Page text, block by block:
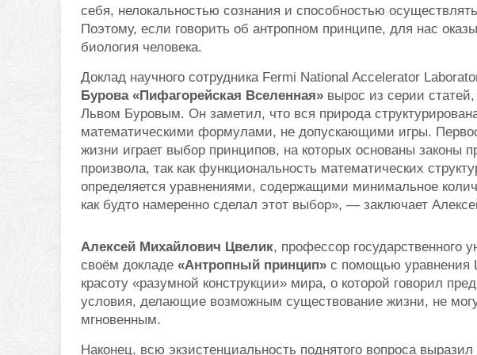
себя, нелокальностью сознания и способностью
Поэтому, если говорить об антропном принципе, для нас
биология человека.
Доклад научного сотрудника Fermi National Accelerator
Бурова «Пифагорейская Вселенная» вырос из серии
Львом Буровым. Он заметил, что вся природа
математическими формулами, не допускающими игры.
жизни играет выбор принципов, на которых основаны законы
произвола, так как функциональность математических
определяется уравнениями, содержащими минимальное
как будто намеренно сделал этот выбор», — заключает
Алексей Михайлович Цвелик, профессор
своём докладе «Антропный принцип» с помощью уравнения
красоту «разумной конструкции» мира, о которой говорил
условия, делающие возможным существование жизни, не
мгновенным.
Наконец, всю экзистенциальность поднятого вопроса